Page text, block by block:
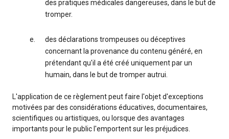
des pratiques médicales dangereuses, dans le but de
tromper.
des déclarations trompeuses ou déceptives
concernant la provenance du contenu généré, en
prétendant qu'il a été créé uniquement par un
humain, dans le but de tromper autrui.
L'application de ce règlement peut faire l'objet d'exceptions
motivées par des considérations éducatives, documentaires,
scientifiques ou artistiques, ou lorsque des avantages
importants pour le public l'emportent sur les préjudices.